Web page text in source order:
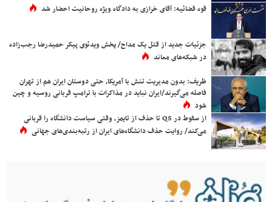
قوه قضائیه: آقای خرازی به دادگاه ویژه روحانیت احضار شد
جزئیات جدید از قتل یک مداح/ پخش ویدئوی پیکر حمیدرضا رجب‌زاده
در شبکه‌های معاند
ظریف: بدون مدیریت تنش با آمریکا، حتی دوستان ایران هم از تهران
فاصله می‌گیرند/ایران نباید در مذاکرات با ترامپ قربانی روسیه و چین
شود
از سقوط در QS تا حذف از تایمز، وقتی سیاست دانشگاه را قربانی
می‌کند/ روایت حذف دانشگاه‌های ایران از رتبه‌بندی‌های جهانی